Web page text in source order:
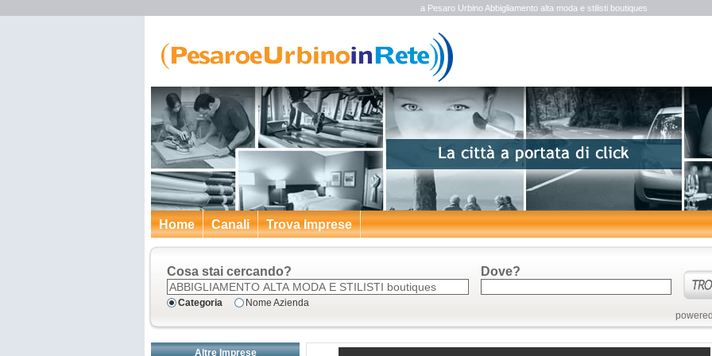
a Pesaro Urbino Abbigliamento alta moda e stilisti boutiques
Home Canali Trova Imprese
Cosa stai cercando?
Categoria Nome Azienda
Dove?
Altre Imprese